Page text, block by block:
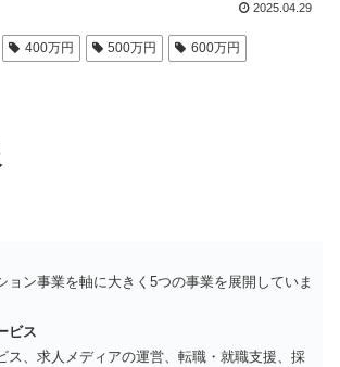
2025.04.29
400万円 500万円
600万円
ョン事業を軸に大きく5つの事業を展開していま
ビス
ス、求人メディアの運営、転職・就職支援、採